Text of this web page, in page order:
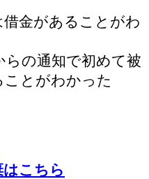
金があることがわ
の通知で初めて被
ことがわかった
はこちら